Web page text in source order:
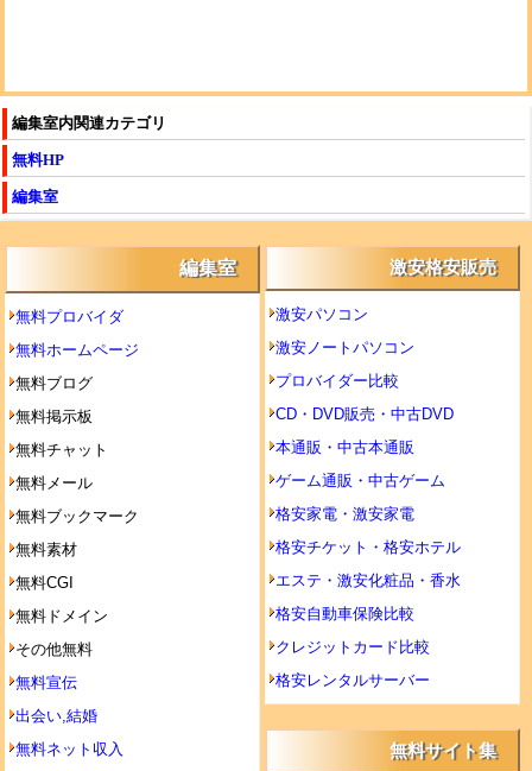
編集室内関連カテゴリ
無料HP
編集室
編集室
無料プロバイダ
無料ホームページ
無料ブログ
無料掲示板
無料チャット
無料メール
無料ブックマーク
無料素材
無料CGI
無料ドメイン
その他無料
無料宣伝
出会い,結婚
無料ネット収入
激安格安販売
激安パソコン
激安ノートパソコン
プロバイダー比較
CD・DVD販売・中古DVD
本通販・中古本通販
ゲーム通販・中古ゲーム
格安家電・激安家電
格安チケット・格安ホテル
エステ・激安化粧品・香水
格安自動車保険比較
クレジットカード比較
格安レンタルサーバー
無料サイト集